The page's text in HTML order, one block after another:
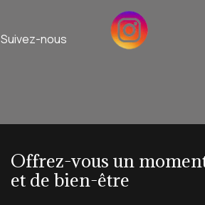
Suivez-nous
Offrez-vous un
et de bien-être